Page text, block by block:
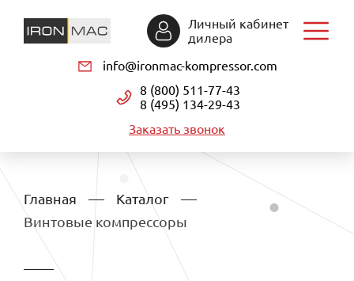
info@ironmac-kompressor.com
8 (800) 511-77-43
8 (495) 134-29-43
Заказать звонок
Личный кабинет
дилера
Главная
Каталог
Винтовые компрессоры